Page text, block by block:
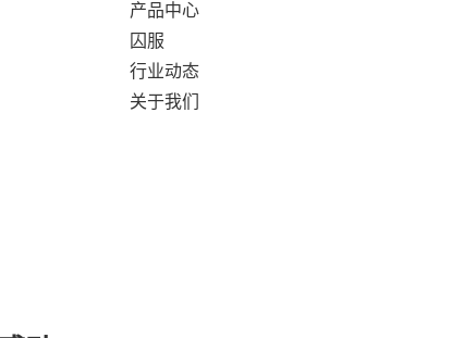
产品中心
囚服
行业动态
关于我们